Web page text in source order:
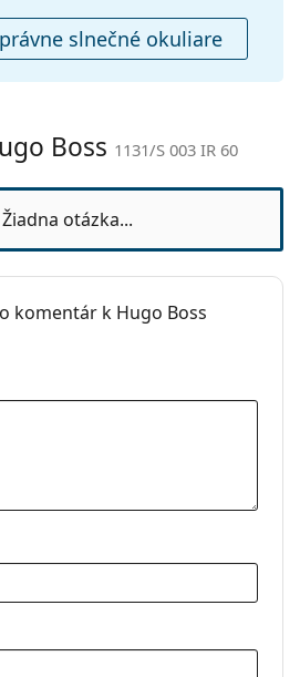
Boss
slnečné okuliare
Boss 1131/S 003 IR 60
Žiadna otázka...
komentár k Hugo Boss